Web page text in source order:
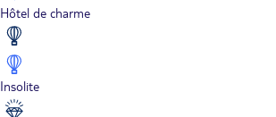
Hôtel de charme
Insolite